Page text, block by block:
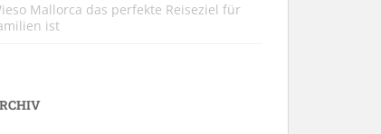
Mallorca das perfekte Reiseziel für
ist